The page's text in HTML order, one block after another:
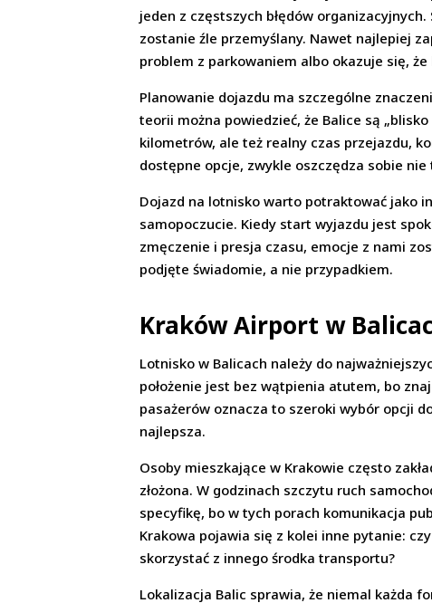
jeden z częstszych błędów
zostanie źle przemyślany. Nawet najlepiej
problem z parkowaniem albo okazuje się,
Planowanie dojazdu ma szczególne
teorii można powiedzieć, że Balice są
kilometrów, ale też realny czas przejazdu,
dostępne opcje, zwykle oszczędza sobie
Dojazd na lotnisko warto potraktować jako
samopoczucie. Kiedy start wyjazdu jest
zmęczenie i presja czasu, emocje z nami
podjęte świadomie, a nie przypadkiem.
Kraków Airport w
Lotnisko w Balicach należy do
położenie jest bez wątpienia atutem, bo
pasażerów oznacza to szeroki wybór opcji
najlepsza.
Osoby mieszkające w Krakowie często
złożona. W godzinach szczytu ruch
specyfikę, bo w tych porach komunikacja
Krakowa pojawia się z kolei inne pytanie:
skorzystać z innego środka transportu?
Lokalizacja Balic sprawia, że niemal każda